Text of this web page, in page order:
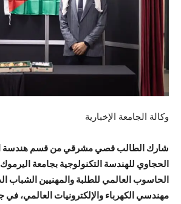
وكالة الجامعة الإخبارية
شارك الطالب قصي مشرقي من قسم هندسة
الحجاوي للهندسة التكنولوجية بجامعة
الحاسوب العالمي للطلبة والمهنيين الشباب
مهندسي الكهرباء والإلكترونيات العالمي، في